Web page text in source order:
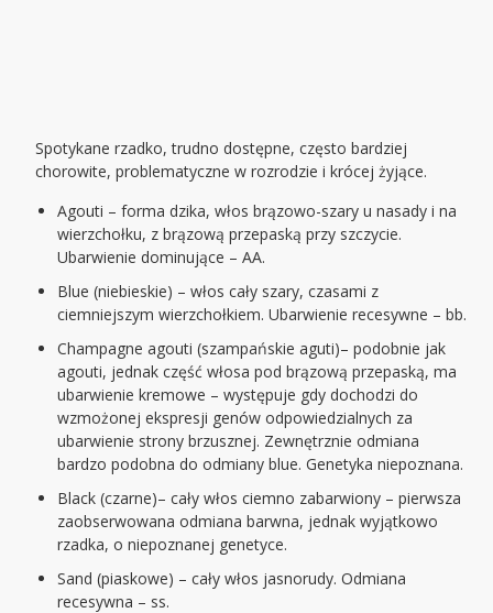
Spotykane rzadko, trudno dostępne, często bardziej
chorowite, problematyczne w rozrodzie i krócej żyjące.
Agouti – forma dzika, włos brązowo-szary u nasady i na
wierzchołku, z brązową przepaską przy szczycie.
Ubarwienie dominujące – AA.
Blue (niebieskie) – włos cały szary, czasami z
ciemniejszym wierzchołkiem. Ubarwienie recesywne – bb.
Champagne agouti (szampańskie aguti)– podobnie jak
agouti, jednak część włosa pod brązową przepaską, ma
ubarwienie kremowe – występuje gdy dochodzi do
wzmożonej ekspresji genów odpowiedzialnych za
ubarwienie strony brzusznej. Zewnętrznie odmiana
bardzo podobna do odmiany blue. Genetyka niepoznana.
Black (czarne)– cały włos ciemno zabarwiony – pierwsza
zaobserwowana odmiana barwna, jednak wyjątkowo
rzadka, o niepoznanej genetyce.
Sand (piaskowe) – cały włos jasnorudy. Odmiana
recesywna – ss.